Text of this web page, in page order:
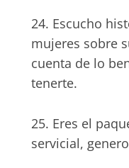
24. Escucho
mujeres sobre
cuenta de lo
tenerte.
25. Eres el
servicial,